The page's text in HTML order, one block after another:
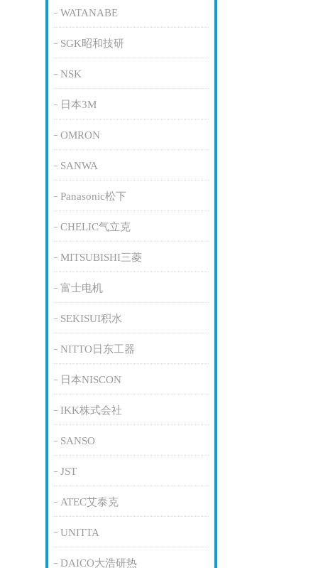
WATANABE
SGK昭和技研
NSK
日本3M
OMRON
SANWA
Panasonic松下
CHELIC气立克
MITSUBISHI三菱
富士电机
SEKISUI积水
NITTO日东工器
日本NISCON
IKK株式会社
SANSO
JST
ATEC艾泰克
UNITTA
DAICO大浩研热